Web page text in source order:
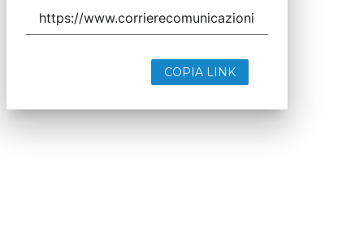
COPIA LINK